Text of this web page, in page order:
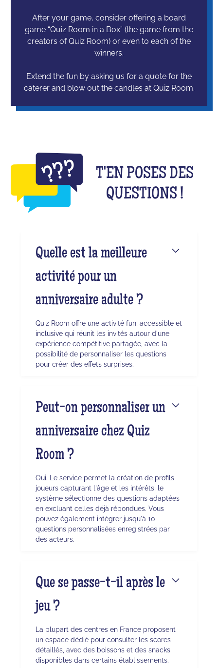
After your game, consider offering a board
game “Quiz Room in a Box” (the game from the
creators of Quiz Room) or even to each of the
winners.
Extend the fun by asking us for a quote for the
caterer and blow out the candles at Quiz Room.
T'EN POSES DES
QUESTIONS !
Quelle est la meilleure
activité pour un
anniversaire adulte ?
Quiz Room offre une activité fun, accessible et
inclusive qui réunit les invités autour d'une
expérience compétitive partagée, avec la
possibilité de personnaliser les questions
pour créer des effets surprises.
Peut-on personnaliser un
anniversaire chez Quiz
Room ?
Oui. Le service permet la création de profils
joueurs capturant l'âge et les intérêts, le
système sélectionne des questions adaptées
en excluant celles déjà répondues. Vous
pouvez également intégrer jusqu'à 10
questions personnalisées enregistrées par
des acteurs.
Que se passe-t-il après le
jeu ?
La plupart des centres en France proposent
un espace dédié pour consulter les scores
détaillés, avec des boissons et des snacks
disponibles dans certains établissements.